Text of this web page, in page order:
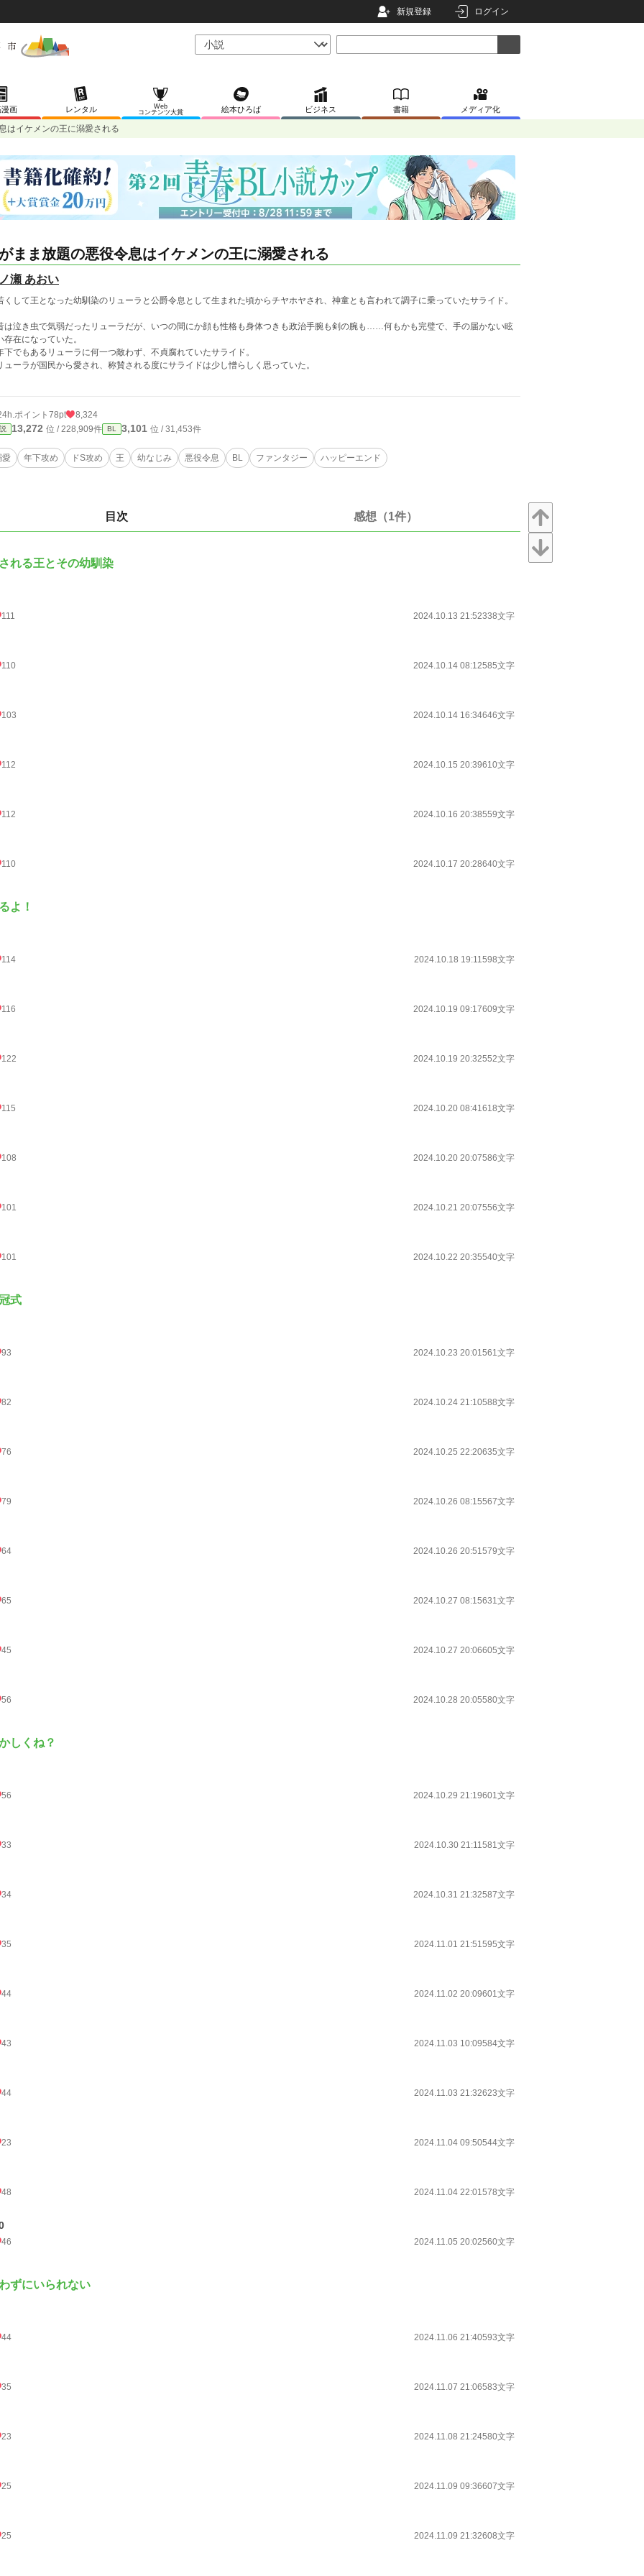
新規登録 ログイン
画 レンタル
Web
コンテンツ大賞
絵本ひろば ビジネス 書籍 メディア化
はイケメンの王に溺愛される
まま放題の悪役令息はイケメンの王に溺愛される
瀬 あおい
して王となった幼馴染のリューラと公爵令息として生まれた頃からチヤホヤされ、神童とも言われて調子に乗っていたサライド。
泣き虫で気弱だったリューラだが、いつの間にか顔も性格も身体つきも政治手腕も剣の腕も……何もかも完璧で、手の届かない眩
存在になっていた。
でもあるリューラに何一つ敵わず、不貞腐れていたサライド。
ーラが国民から愛され、称賛される度にサライドは少し憎らしく思っていた。
ポイント 78pt 8,324
13,272 位 / 228,909件 BL 3,101 位 / 31,453件
愛 年下攻め ドS攻め 王 幼なじみ 悪役令息 BL ファンタジー ハッピーエンド
目次 感想（1件）
れる王とその幼馴染
111 2024.10.13 21:52338文字
110 2024.10.14 08:12585文字
103 2024.10.14 16:34646文字
112 2024.10.15 20:39610文字
112 2024.10.16 20:38559文字
110 2024.10.17 20:28640文字
よ！
114 2024.10.18 19:11598文字
116 2024.10.19 09:17609文字
122 2024.10.19 20:32552文字
115 2024.10.20 08:41618文字
108 2024.10.20 20:07586文字
101 2024.10.21 20:07556文字
101 2024.10.22 20:35540文字
式
93 2024.10.23 20:01561文字
82 2024.10.24 21:10588文字
76 2024.10.25 22:20635文字
79 2024.10.26 08:15567文字
64 2024.10.26 20:51579文字
65 2024.10.27 08:15631文字
45 2024.10.27 20:06605文字
56 2024.10.28 20:05580文字
しくね？
56 2024.10.29 21:19601文字
33 2024.10.30 21:11581文字
34 2024.10.31 21:32587文字
35 2024.11.01 21:51595文字
44 2024.11.02 20:09601文字
43 2024.11.03 10:09584文字
44 2024.11.03 21:32623文字
23 2024.11.04 09:50544文字
48 2024.11.04 22:01578文字
46 2024.11.05 20:02560文字
ずにいられない
44 2024.11.06 21:40593文字
35 2024.11.07 21:06583文字
23 2024.11.08 21:24580文字
25 2024.11.09 09:36607文字
25 2024.11.09 21:32608文字